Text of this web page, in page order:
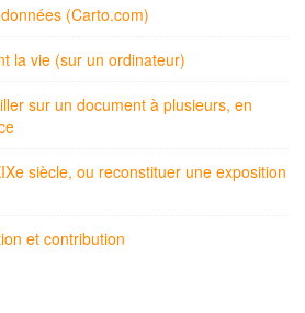
(Carto.com)
la vie (sur un ordinateur)
sur un document à plusieurs, en
siècle, ou reconstituer une exposition
et contribution